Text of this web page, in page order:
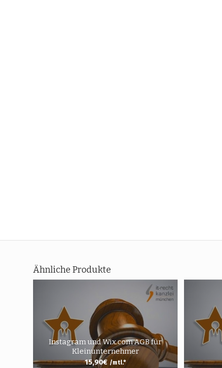
Ähnliche Produkte
Instagram und Wix.com AGB für
Kleinunternehmer
15,90€ /mtl.*